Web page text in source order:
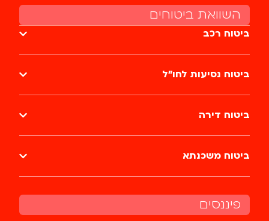
פיננסים
השוואת ביטוחים
ביטוח רכב
ביטוח נסיעות לחו״ל
ביטוח דירה
ביטוח משכנתא